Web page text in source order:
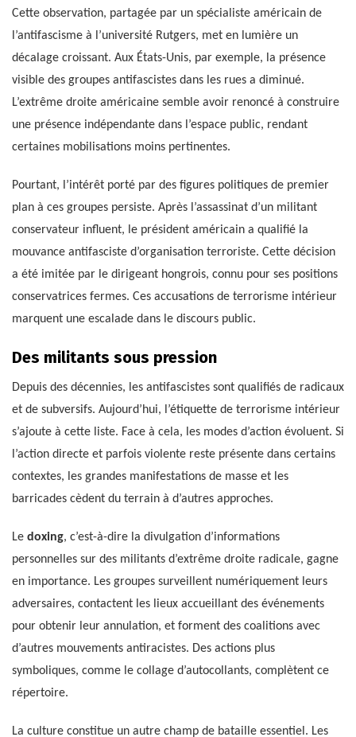
Cette observation, partagée par un spécialiste américain de
l’antifascisme à l’université Rutgers, met en lumière un
décalage croissant. Aux États-Unis, par exemple, la présence
visible des groupes antifascistes dans les rues a diminué.
L’extrême droite américaine semble avoir renoncé à construire
une présence indépendante dans l’espace public, rendant
certaines mobilisations moins pertinentes.
Pourtant, l’intérêt porté par des figures politiques de premier
plan à ces groupes persiste. Après l’assassinat d’un militant
conservateur influent, le président américain a qualifié la
mouvance antifasciste d’organisation terroriste. Cette décision
a été imitée par le dirigeant hongrois, connu pour ses positions
conservatrices fermes. Ces accusations de terrorisme intérieur
marquent une escalade dans le discours public.
Des militants sous pression
Depuis des décennies, les antifascistes sont qualifiés de radicaux
et de subversifs. Aujourd’hui, l’étiquette de terrorisme intérieur
s’ajoute à cette liste. Face à cela, les modes d’action évoluent. Si
l’action directe et parfois violente reste présente dans certains
contextes, les grandes manifestations de masse et les
barricades cèdent du terrain à d’autres approches.
Le doxing, c’est-à-dire la divulgation d’informations
personnelles sur des militants d’extrême droite radicale, gagne
en importance. Les groupes surveillent numériquement leurs
adversaires, contactent les lieux accueillant des événements
pour obtenir leur annulation, et forment des coalitions avec
d’autres mouvements antiracistes. Des actions plus
symboliques, comme le collage d’autocollants, complètent ce
répertoire.
La culture constitue un autre champ de bataille essentiel. Les